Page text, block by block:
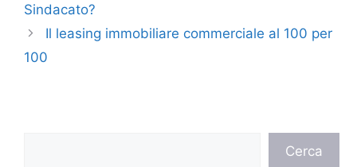
Sindacato?
Il leasing immobiliare commerciale al 100 per
100
Cerca